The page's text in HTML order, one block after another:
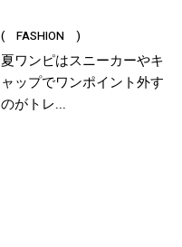
( FASHION )
夏ワンピはスニーカーやキ
ャップでワンポイント外す
のがトレ...